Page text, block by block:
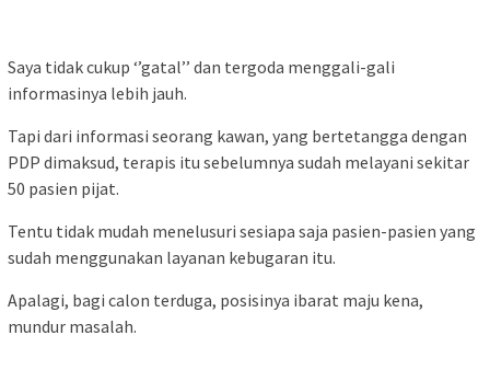
Saya tidak cukup ‘’gatal’’ dan tergoda menggali-gali
informasinya lebih jauh.
Tapi dari informasi seorang kawan, yang bertetangga dengan
PDP dimaksud, terapis itu sebelumnya sudah melayani sekitar
50 pasien pijat.
Tentu tidak mudah menelusuri sesiapa saja pasien-pasien yang
sudah menggunakan layanan kebugaran itu.
Apalagi, bagi calon terduga, posisinya ibarat maju kena,
mundur masalah.